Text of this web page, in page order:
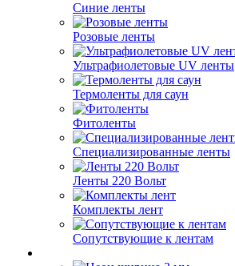
Синие ленты
Розовые ленты
Ультрафиолетовые UV ленты
Термоленты для саун
Фитоленты
Специализированные ленты
Ленты 220 Вольт
Комплекты лент
Сопутствующие к лентам